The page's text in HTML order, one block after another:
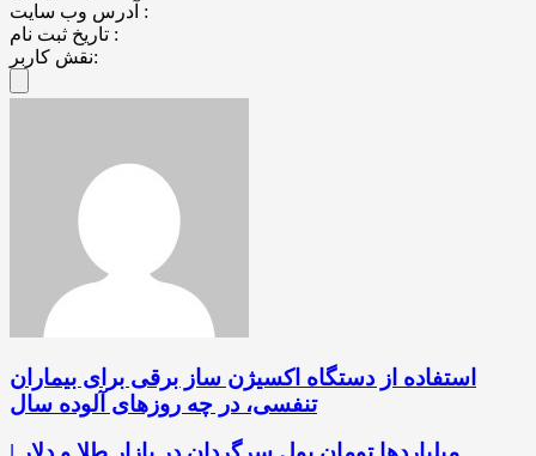
آدرس وب سایت :
تاریخ ثبت نام :
نقش کاربر:
استفاده از دستگاه اکسیژن ساز برقی برای بیماران
تنفسی، در چه روزهای آلوده سال